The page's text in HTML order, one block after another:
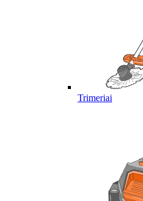
Trimeriai